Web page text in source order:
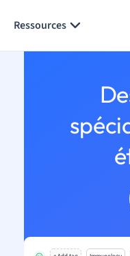
Ressources